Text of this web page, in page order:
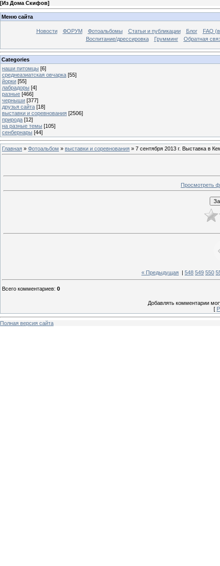
[Из Дома Скифов]
Меню сайта
Новости ФОРУМ Фотоальбомы Статьи и публикации Блог
FAQ
Воспитание/дрессировка
Грумминг Обратная
Categories
наши питомцы [6]
среднеазиатская овчарка [55]
йорки [55]
лабрадоры [4]
разные [466]
черныши [377]
друзья сайта [18]
выставки и соревнования [2506]
природа [12]
на разные темы [105]
сенбернары [44]
Главная » Фотоальбом » выставки и соревнования » 7 сентября 2013 г. Выставка в
Просмотреть
« Предыдущая | 548 549 550
Всего комментариев: 0
Добавлять комментарии
[
Полная версия сайта